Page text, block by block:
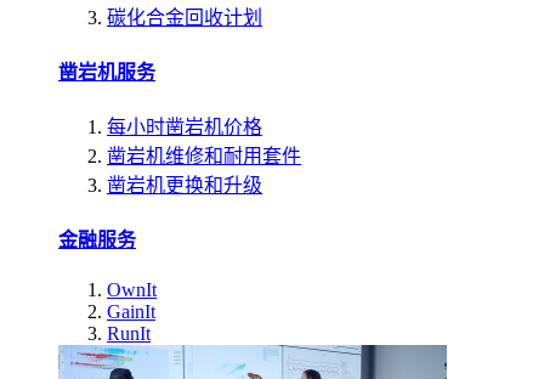
碳化合金回收计划
凿岩机服务
每小时凿岩机价格
凿岩机维修和耐用套件
凿岩机更换和升级
金融服务
OwnIt
GainIt
RunIt